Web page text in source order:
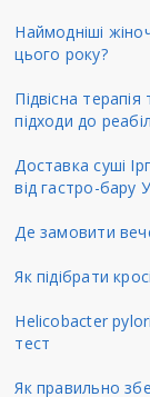
Наймодніші
цього року?
Підвісна
підходи до
Доставка суші
від гастро-бару
Де замовити
Як підібрати
Helicobacter
тест
Як правильно